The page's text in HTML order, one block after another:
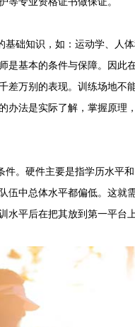
知识，如：运动学、人体
是基本的条件与保障。因此
差万别的表现。训练场地不
办法是实际了解，掌握原理
硬件主要是指学历水平和
伍中总体水平都偏低。这就
平后在把其放到第一平台